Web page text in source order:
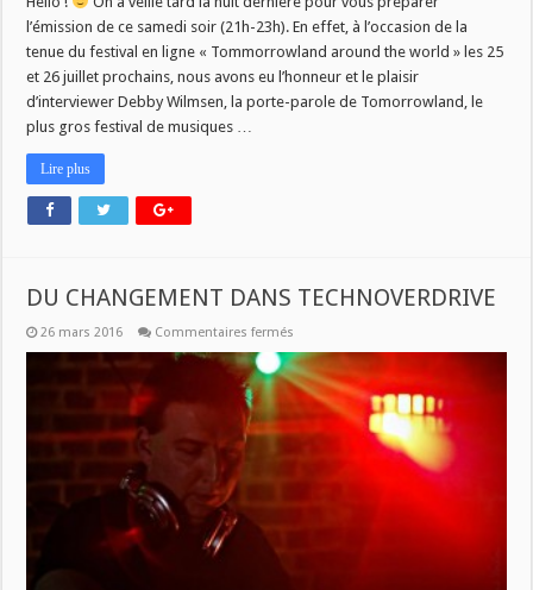
l’émission de ce samedi soir (21h-23h). En effet, à l’occasion de la
tenue du festival en ligne « Tommorrowland around the world » les 25
et 26 juillet prochains, nous avons eu l’honneur et le plaisir
d’interviewer Debby Wilmsen, la porte-parole de Tomorrowland, le
plus gros festival de musiques …
Lire plus
DU CHANGEMENT DANS TECHNOVERDRIVE
26 mars 2016 Commentaires fermés
CHANGEMENT
DANS
TECHNOVERDRIVE